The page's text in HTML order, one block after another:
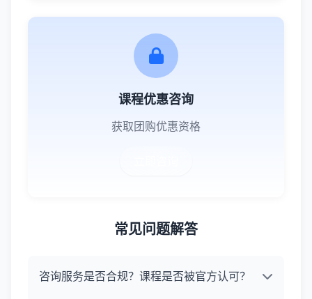
课程优惠咨询
获取团购优惠资格
常见问题解答
咨询服务是否合规？课程是否被官方认可？